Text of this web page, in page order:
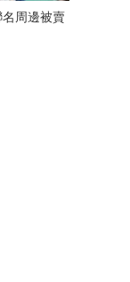
名周邊被賣